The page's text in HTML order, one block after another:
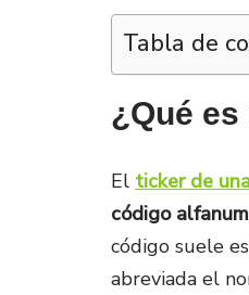
Tabla de
¿Qué
El ticker de
código
código suele
abreviada el